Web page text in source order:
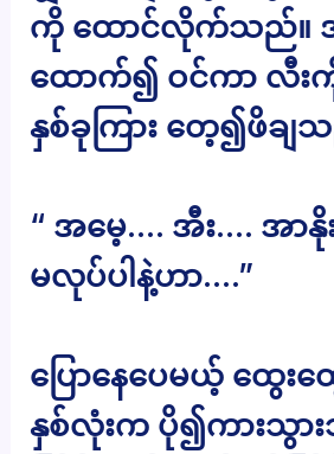
ကို ထောင်လိုက်သည်။ အ
ထောက်၍ ဝင်ကာ လီး
နှစ်ခုကြား တေ့၍ဖိချ
“ အမေ့…. အီး…. အာ
မလုပ်ပါနဲ့ဟာ….”
ပြောနေပေမယ့် ထွေးထွ
နှစ်လုံးက ပို၍ကားသွာ